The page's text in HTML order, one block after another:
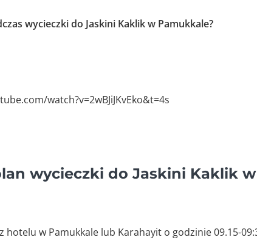
wycieczki do Jaskini Kaklik w Pamukkale?
watch?v=2wBJiJKvEko&t=4s
wycieczki do Jaskini Kaklik
hotelu w Pamukkale lub Karahayit o godzinie 09.15-